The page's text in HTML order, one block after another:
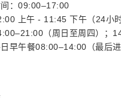
：09:00–17:00
上午 - 11:45 下午（24小
（周日至周四）；
早午餐08:00–14:00（最后